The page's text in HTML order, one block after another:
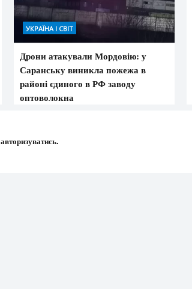
УКРАЇНА І СВІТ
Дрони атакували Мордовію: у
Саранську виникла пожежа в
районі єдиного в РФ заводу
оптоволокна
авторизуватись.